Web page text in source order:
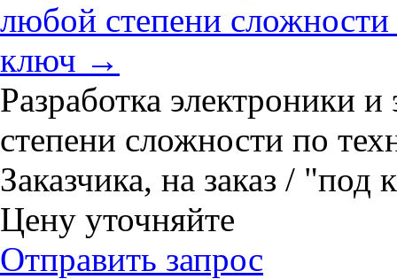
любой степени сложности
ключ →
Разработка электроники
степени сложности по
Заказчика, на заказ / "под
Цену уточняйте
Отправить запрос